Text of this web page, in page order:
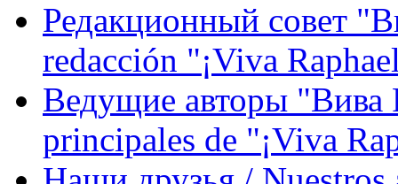
Редакционный совет
redacción "¡Viva
Ведущие авторы "Вива
principales de "¡Viva